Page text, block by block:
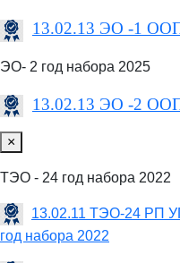
13.02.13 ЭО -1
ЭО- 2 год набора 2025
13.02.13 ЭО -2
×
ТЭО - 24 год набора 2022
13.02.11 ТЭО-24 РП
год набора 2022